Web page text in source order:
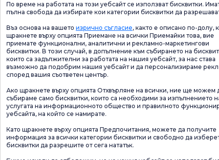
По време на работата на този уебсайт се използват бисквитки.
пълна свобода да избирате кои категории бисквитки да
Въз основа на вашето изрично съгласие, както е описано по-долу,
щракнете върху опцията Приемане на всички Приемайки това, вие
приемате функционални, аналитични и рекламно-маркетингови
бисквитки. В този случай, в допълнение към събирането на
които са задължителни за работата на нашия уебсайт, за нас става
възможно да подобрим нашия уебсайт и да персонализираме
според вашия съответен център.
Ако щракнете върху опцията Отхвърляне на всички, ние ще можем
събираме само бисквитки, които са необходими за изпълнението
услугата на информационното общество и правилното
уебсайта, на който се намирате.
Като щракнете върху опцията Предпочитания, можете да получите
информация за всички категории бисквитки и свободно да
бисквитки да разрешите от сега нататък.